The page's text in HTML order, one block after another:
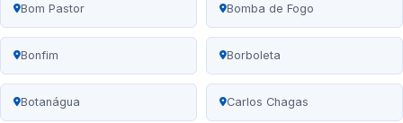
Bom Pastor Bomba de Fogo
Bonfim Borboleta
Botanágua Carlos Chagas